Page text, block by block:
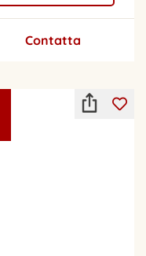
Contatta